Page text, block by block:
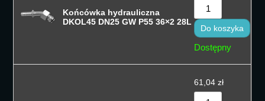
Końcówka hydrauliczna
DKOL45 DN25 GW P55 36×2 28L
Do koszyka
Dostępny
61,04 zł